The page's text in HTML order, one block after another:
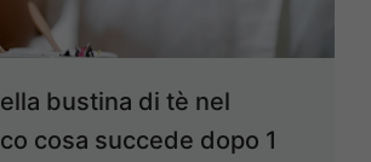
bustina di tè nel
cosa succede dopo 1